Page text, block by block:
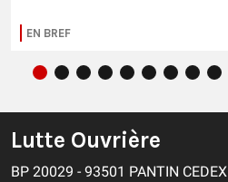
EN BREF
Lutte Ouvrière
BP 20029 - 93501 PANTIN CEDEX